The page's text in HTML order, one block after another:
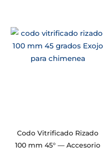
Codo Vitrificado Rizado
100 mm 45° — Accesorio